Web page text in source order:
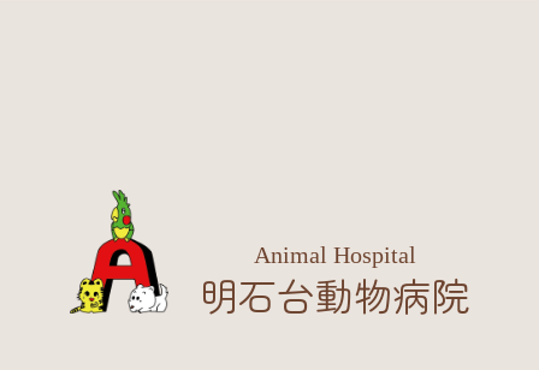
Animal Hospital
明石台動物病院